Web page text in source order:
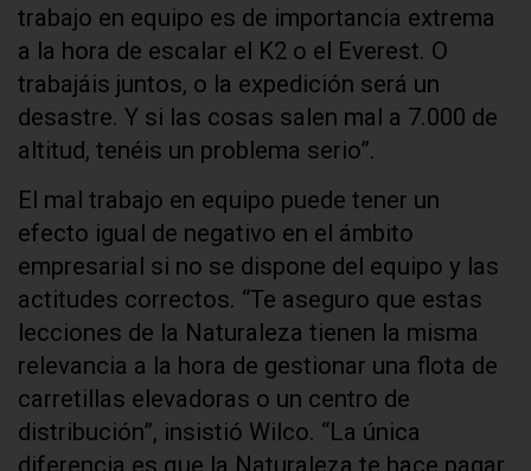
trabajo en equipo es de importancia extrema
a la hora de escalar el K2 o el Everest. O
trabajáis juntos, o la expedición será un
desastre. Y si las cosas salen mal a 7.000 de
altitud, tenéis un problema serio”.
El mal trabajo en equipo puede tener un
efecto igual de negativo en el ámbito
empresarial si no se dispone del equipo y las
actitudes correctos. “Te aseguro que estas
lecciones de la Naturaleza tienen la misma
relevancia a la hora de gestionar una flota de
carretillas elevadoras o un centro de
distribución”, insistió Wilco. “La única
diferencia es que la Naturaleza te hace pagar